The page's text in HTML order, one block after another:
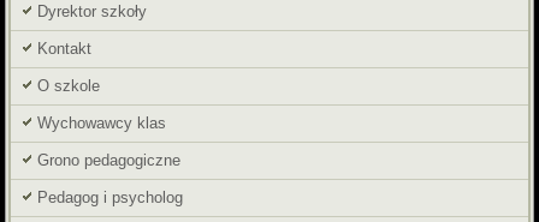
Dyrektor szkoły
Kontakt
O szkole
Wychowawcy klas
Grono pedagogiczne
Pedagog i psycholog